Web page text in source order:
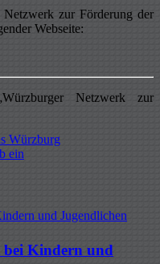
zur Förderung der
Webseite:
Netzwerk zur
Würzburg
ein
bei Kindern und